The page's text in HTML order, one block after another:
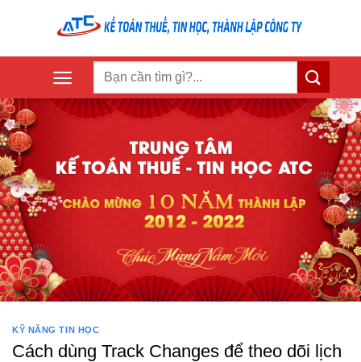
KỸ NĂNG TIN HỌC
Cách dùng Track Changes để theo dõi lịch